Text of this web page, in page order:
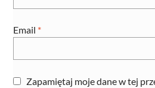
Email *
Zapamiętaj moje dane w tej